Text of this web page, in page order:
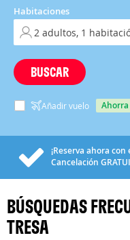
Habitaciones
BUSCAR
Añadir vuelo
¡Reserva ahora
Cancelación
BÚSQUEDAS
TRESA